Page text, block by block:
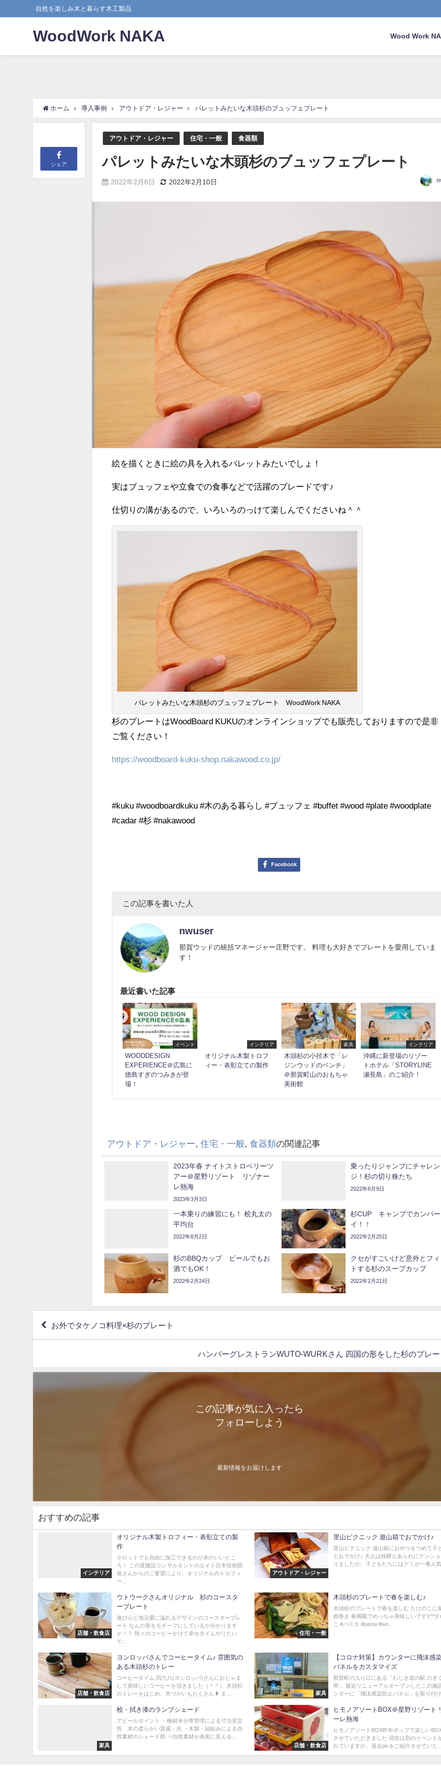
自然を楽しみ木と暮らす木工製品
WoodWork NAKA Wood Work
ホーム 導入事例 アウトドア・レジャー パレットみたいな木頭杉のブュッフェプレート
シェア
アウトドア・レジャー 住宅・一般 食器類
パレットみたいな木頭杉のブュッフェプレート
2022年2月8日 2022年2月10日
絵を描くときに絵の具を入れるパレットみたいでしょ！
実はブュッフェや立食での食事などで活躍のプレードです♪
仕切りの溝があるので、いろいろのっけて楽しんでくださいね️＾＾
パレットみたいな木頭杉のブュッフェプレート WoodWork NAKA
杉のプレートはWoodBoard KUKUのオンラインショップでも販売しておりますので是非
ご覧ください！
https://woodboard-kuku-shop.nakawood.co.jp/
#kuku #woodboardkuku #木のある暮らし #ブュッフェ #buffet #wood #plate #woodplate
#cadar #杉 #nakawood
Facebook
この記事を書いた人
nwuser
那賀ウッドの統括マネージャー庄野です。 料理も大好きでプレートを愛用していま
す！
最近書いた記事
イベント
WOODDESIGN
EXPERIENCE＠広島に
徳島すぎのつみきが登
場！
インテリア
オリジナル木製トロフ
ィー・表彰立ての製作
家具
木頭杉の小径木で「レ
ジンウッドのベンチ」
＠那賀町山のおもちゃ
美術館
インテリア
沖縄に新登場のリゾー
トホテル「STORYLINE
瀬長島」のご紹介！
アウトドア・レジャー,住宅・一般,食器類の関連記事
2023年春 ナイトストロベリーツ
アー＠星野リゾート リゾナー
レ熱海
2023年3月3日
乗ったりジャンプにチャレン
ジ！杉の切り株たち
2022年8月9日
一本乗りの練習にも！ 桧丸太の
平均台
2022年8月2日
杉CUP キャンプでカンパー
イ！！
2022年2月25日
杉のBBQカップ ビールでもお
酒でもOK！
2022年2月24日
クセがすごいけど意外とフ
トする杉のスープカップ
2022年2月21日
お外でタケノコ料理×杉のプレート
ハンバーグレストランWUTO-WURKさん 四国の形をした杉のプレ
この記事が気に入ったら
フォローしよう
最新情報をお届けします
おすすめの記事
インテリア
オリジナル木製トロフィー・表彰立ての製
作
小ロットでも自由に加工できるのが木のいいとこ
ろ！ この度建設コンサルタントのエイト日本技術開
発さんからのご要望により、オリジナルのトロフィ
ー...
アウトドア・レジャー
里山ピクニック 遊山箱でおでかけ♪
里山ピクニック 遊山箱におやつをつめて子
とおでかけ♪ 大人は桜餅とあられにテンシ
りましたが、子どもたちにはグミが一番人
店舗・飲食店
ウトウークさんオリジナル 杉のコースタ
ープレート
遊び心と地元愛に溢れるデザインのコースタープレ
ート なんの形をモチーフにしているか分かります
か！？ 熱々のコーヒーかけて幸せタイムやりたい
で...
住宅・一般
木頭杉のプレートで春を楽しむ♪
木頭杉のプレートで春を楽しむ たけのこに
肉巻き 春満載でめっちゃ美味しいです!(^^)!
こ #パスタ #pasta #wo...
店舗・飲食店
ヨンロッパさんでコーヒータイム♪ 雰囲気の
ある木頭杉のトレー
コーヒータイム 四六八(ヨンロッパ)さんにおじゃま
して美味しいコーヒーを頂きました（＾＾） 木頭杉
のトレーをはじめ、木づかいもたくさん🌲 ま...
家具
【コロナ対策】カウンターに飛沫感
パネルをカスタマイズ
那賀町の入り口にある「わじき道の駅 のぎ
🏵️」 最近リニューアルオープンしたこの施
ンターに「飛沫感染防止パネル」を取り付
家具
桧・拭き漆のランプシェード
アピールポイント ・檜材水分率管理による寸法安定
性 木の柔らかい質感・光 ・木製・紐組みによる自
然素材のシェード部 ⇒自然素材が表面に見える...
店舗・飲食店
ヒモノアソートBOX＠星野リゾート
ーレ熱海
ヒモノアソートBOX昨年ポップで楽しい
させていただきました 現在は別のイベント
れていますが、過去picをご紹介させていた